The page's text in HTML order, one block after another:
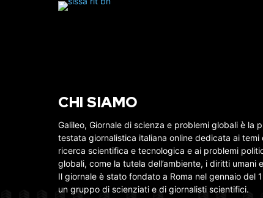
CHI SIAMO
Galileo, Giornale di scienza e problemi globali è la
testata giornalistica italiana online dedicata ai temi
ricerca scientifica e tecnologica e ai problemi
globali, come la tutela dell’ambiente, i diritti umani
Il giornale è stato fondato a Roma nel gennaio del
un gruppo di scienziati e di giornalisti scientifici.